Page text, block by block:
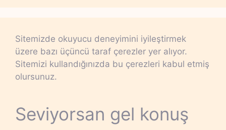
Sitemizde okuyucu deneyimini iyileştirmek
üzere bazı üçüncü taraf çerezler yer alıyor.
Sitemizi kullandığınızda bu çerezleri kabul etmiş
olursunuz.
Seviyorsan gel konuş